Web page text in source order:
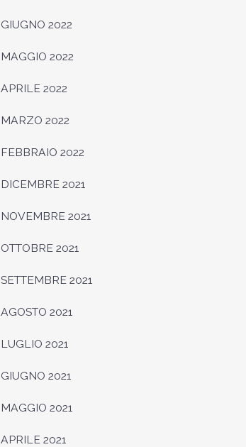
GIUGNO 2022
MAGGIO 2022
APRILE 2022
MARZO 2022
FEBBRAIO 2022
DICEMBRE 2021
NOVEMBRE 2021
OTTOBRE 2021
SETTEMBRE 2021
AGOSTO 2021
LUGLIO 2021
GIUGNO 2021
MAGGIO 2021
APRILE 2021